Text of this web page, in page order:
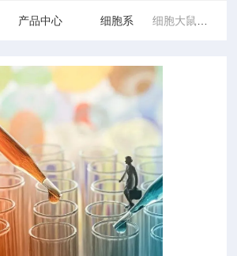
产品中心 细胞系 细胞大鼠肠静脉内皮细胞